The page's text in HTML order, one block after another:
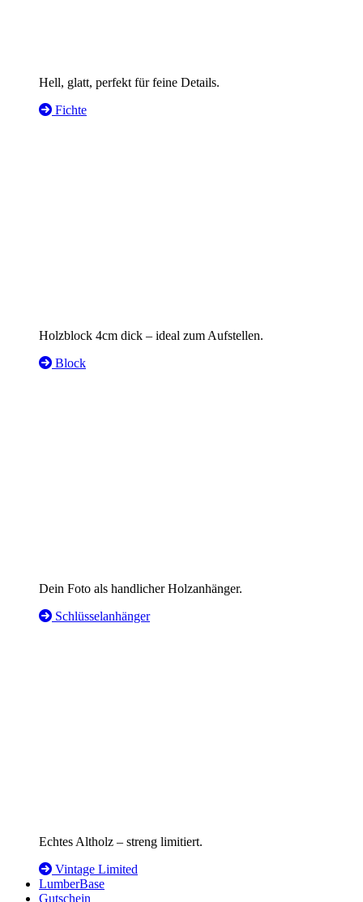
Hell, glatt, perfekt für feine Details.
Fichte
Holzblock 4cm dick – ideal zum Aufstellen.
Block
Dein Foto als handlicher Holzanhänger.
Schlüsselanhänger
Echtes Altholz – streng limitiert.
Vintage Limited
LumberBase
Gutschein